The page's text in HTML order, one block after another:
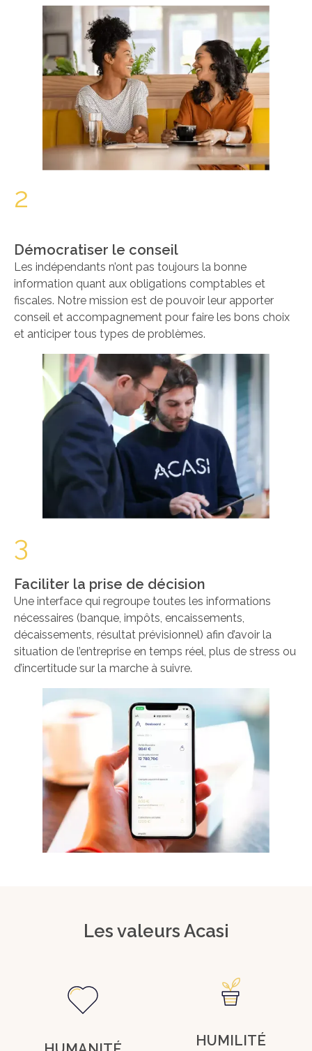
2
Démocratiser le conseil
Les indépendants n’ont pas toujours la bonne
information quant aux obligations comptables et
fiscales. Notre mission est de pouvoir leur apporter
conseil et accompagnement pour faire les bons choix
et anticiper tous types de problèmes.
3
Faciliter la prise de décision
Une interface qui regroupe toutes les informations
nécessaires (banque, impôts, encaissements,
décaissements, résultat prévisionnel) afin d’avoir la
situation de l’entreprise en temps réel, plus de stress ou
d’incertitude sur la marche à suivre.
Les valeurs Acasi
HUMILITÉ